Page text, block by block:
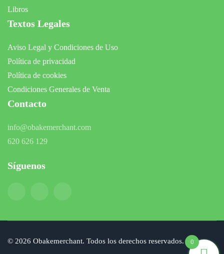
Libros
Textos Legales
Aviso Legal y Condiciones de Uso
Política de privacidad
Política de cookies
Condiciones Generales de Venta
Contacto
info@obakemerchant.com
620 626 129
Síguenos
© 2026 Obakemerchant. Todos los derechos reservados. 0